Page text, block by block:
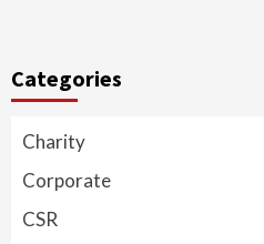
Categories
Charity
Corporate
CSR